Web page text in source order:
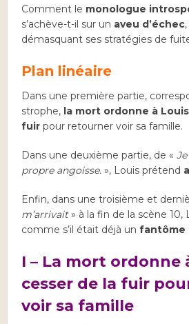
Comment le monologue
s’achève-t-il sur un aveu d’échec
démasquant ses stratégies de
Plan linéaire
Dans une première partie,
strophe, la mort ordonne à
fuirpour retourner voir sa famille.
Dans une deuxième partie, de «
propre angoisse. », Louis prétend
Enfin, dans une troisième et
m’arrivait» à la fin de la scène 10,
comme s’il était déjà unfantôme
I – La mort ordonne
cesser de la fuir
voir sa famille